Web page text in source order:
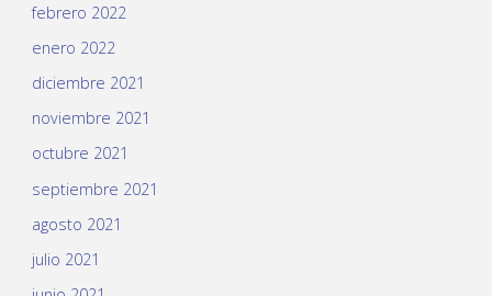
febrero 2022
enero 2022
diciembre 2021
noviembre 2021
octubre 2021
septiembre 2021
agosto 2021
julio 2021